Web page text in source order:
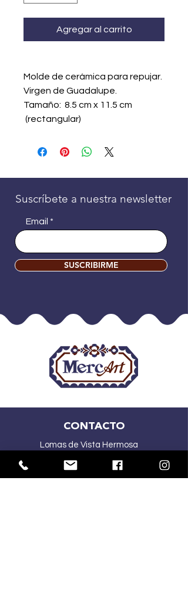
Agregar al carrito
Molde de cerámica para repujar.
Virgen de Guadalupe.
Tamaño: 8.5 cm x 11.5 cm
(rectangular)
Suscríbete a nuestra newsletter
Email
SUSCRIBIRME
CONTACTO
Lomas de Vista Hermosa
(55) 2167 5015